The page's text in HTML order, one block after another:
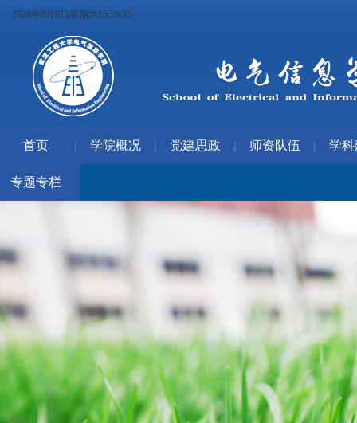
2026年8月8日星期六15:59:36
首页 | 学院概况 | 党建思政 | 师资队伍 | 学
专题专栏